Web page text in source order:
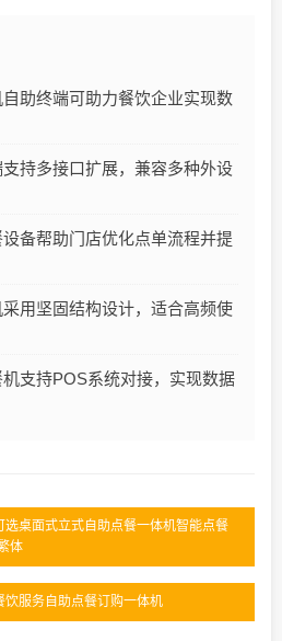
助终端可助力餐饮企业实现数
持多接口扩展，兼容多种外设
备帮助门店优化点单流程并提
用坚固结构设计，适合高频使
支持POS系统对接，实现数据
桌面式立式自助点餐一体机智能点餐
体
饮服务自助点餐订购一体机